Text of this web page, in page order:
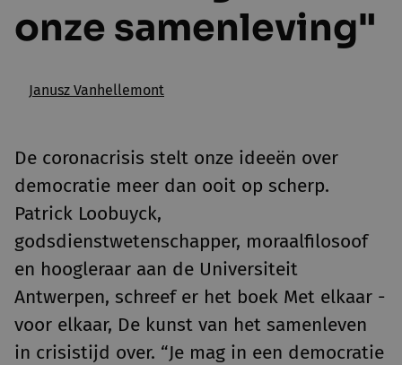
onze samenleving"
Janusz Vanhellemont
De coronacrisis stelt onze ideeën over
democratie meer dan ooit op scherp.
Patrick Loobuyck,
godsdienstwetenschapper, moraalfilosoof
en hoogleraar aan de Universiteit
Antwerpen, schreef er het boek Met elkaar -
voor elkaar, De kunst van het samenleven
in crisistijd over. “Je mag in een democratie